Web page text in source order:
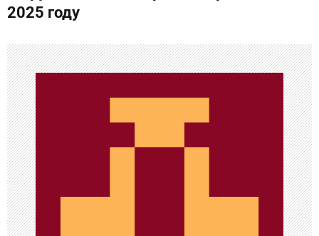
г
ц
и
я
п
о
з
а
2025 году